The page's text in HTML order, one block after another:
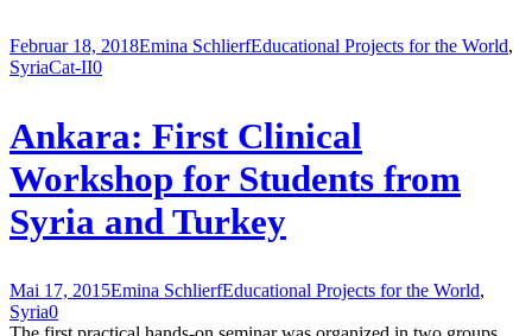
Februar 18, 2018Emina SchlierfEducational Projects for the World,
SyriaCat-II0
Ankara: First Clinical
Workshop for Students from
Syria and Turkey
Mai 17, 2015Emina SchlierfEducational Projects for the World,
Syria0